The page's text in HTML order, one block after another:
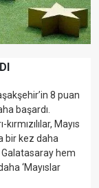
8 puan
başardı.
Mayıs
bir kez daha
hem
‘Mayıslar